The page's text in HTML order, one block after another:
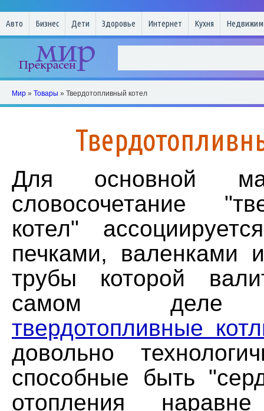
Авто Бизнес Дети Здоровье Интернет Кухня
Мир » Товары » Твердотопливный котел
Для основной
словосочетание
котел"
печками, валенками
трубы которой
самом деле
твердотопливные
довольно
способные быть
отопления